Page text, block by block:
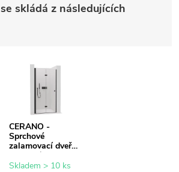
skládá z následujících
CERANO -
Sprchové
zalamovací dveře
Volpe L/P - 6 mm
- černá matná,
Skladem > 10 ks